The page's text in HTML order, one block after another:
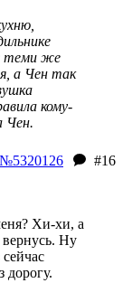
теми же
а Чен так
кому-
Чен.
№5320126
#16
Хи-хи, а
вернусь. Ну
дорогу.